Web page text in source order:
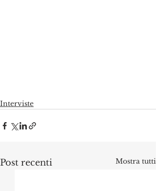
Interviste
Post recenti Mostra tutti